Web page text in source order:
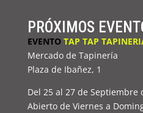
PRÓXIMOS
EVENTOTAP TAP
Mercado de Tapinería
Plaza de Ibañez, 1
Del 25 al 27 de Septiembre
Abierto de Viernes a